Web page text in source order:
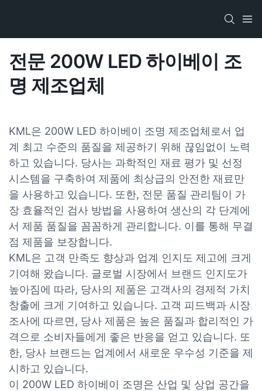
전문 200W LED 하이베이 조
명 제조업체
KML은 200W LED 하이베이 조명 제조업체로서 업
계 최고 수준의 품질을 제공하기 위해 끊임없이 노력
하고 있습니다. 당사는 과학적인 재료 평가 및 선정
시스템을 구축하여 제품에 최상급의 안전한 재료만
을 사용하고 있습니다. 또한, 전문 품질 관리팀이 가
장 효율적인 검사 방법을 사용하여 생산의 각 단계에
서 제품 품질을 꼼꼼하게 관리합니다. 이를 통해 무결
점 제품을 보장합니다.
KML은 고객 만족도 향상과 업계 인지도 제고에 크게
기여해 왔습니다. 글로벌 시장에서 브랜드 인지도가
높아짐에 따라, 당사의 제품은 고객사의 경제적 가치
창출에 크게 기여하고 있습니다. 고객 피드백과 시장
조사에 따르면, 당사 제품은 높은 품질과 합리적인 가
격으로 소비자들에게 좋은 반응을 얻고 있습니다. 또
한, 당사 브랜드는 업계에서 새로운 우수성 기준을 제
시하고 있습니다.
이 200W LED 하이베이 조명은 산업 및 상업 공간을